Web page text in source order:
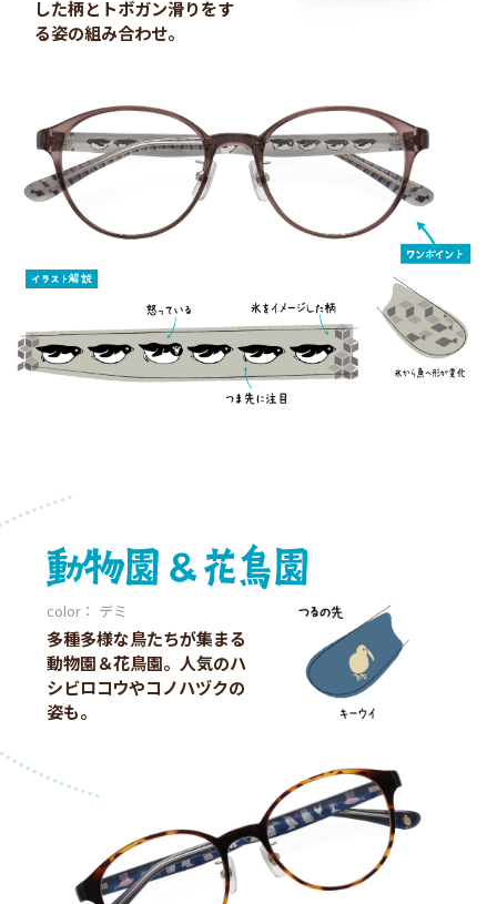
した柄とトボガン滑りをす
る姿の組み合わせ。
color： デミ
多種多様な鳥たちが集まる
動物園＆花鳥園。人気のハ
シビロコウやコノハヅクの
姿も。